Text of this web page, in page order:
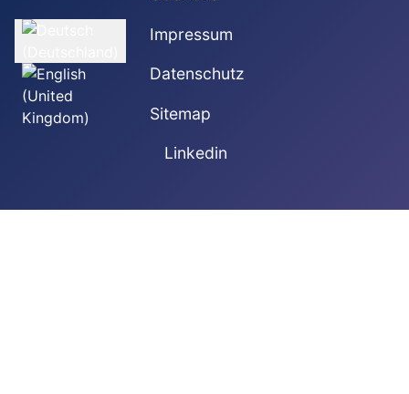
Sprache auswählen Impressum
Datenschutz
Sitemap
Linkedin